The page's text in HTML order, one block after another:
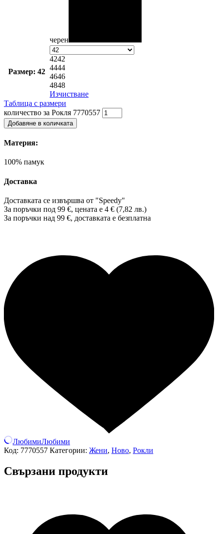
черен
Размер: 42
4242
4444
4646
4848
Изчистване
Таблица с размери
количество за Рокля 7770557
Добавяне в количката
Материя:
100% памук
Доставка
Доставката се извършва от "Speedy"
За поръчки под 99 €, цената е 4 € (7,82 лв.)
За поръчки над 99 €, доставката е безплатна
ЛюбимиЛюбими
Код: 7770557 Категории: Жени, Ново, Рокли
Свързани продукти